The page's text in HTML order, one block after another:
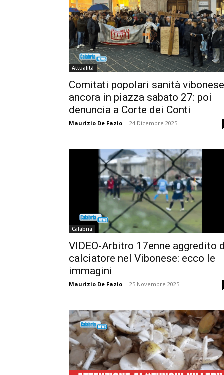
Attualità
Comitati popolari sanità vibonese
ancora in piazza sabato 27: poi
denuncia a Corte dei Conti
Maurizio De Fazio - 24 Dicembre 2025
Calabria
VIDEO-Arbitro 17enne aggredito
calciatore nel Vibonese: ecco le
immagini
Maurizio De Fazio - 25 Novembre 2025